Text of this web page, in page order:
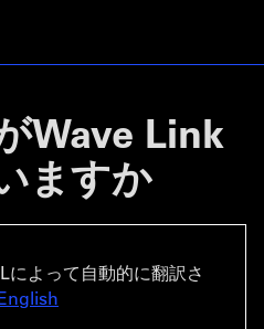
Wave Link
ますか
よって自動的に翻訳さ